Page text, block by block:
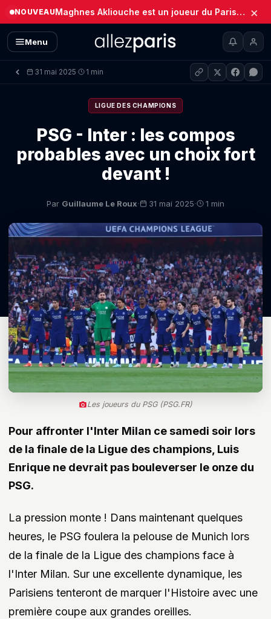
NOUVEAU Maghnes Akliouche est un joueur du Paris Saint-Germain (Officiel) ×
Menu
31 mai 2025· 1 min
LIGUE DES CHAMPIONS
PSG - Inter : les compos
probables avec un choix fort
devant !
Par Guillaume Le Roux· 31 mai 2025· 1 min
Les joueurs du PSG (PSG.FR)
Pour affronter l'Inter Milan ce samedi soir lors
de la finale de la Ligue des champions, Luis
Enrique ne devrait pas bouleverser le onze du
PSG.
La pression monte ! Dans maintenant quelques
heures, le PSG foulera la pelouse de Munich lors
de la finale de la Ligue des champions face à
l'Inter Milan. Sur une excellente dynamique, les
Parisiens tenteront de marquer l'Histoire avec une
première coupe aux grandes oreilles.